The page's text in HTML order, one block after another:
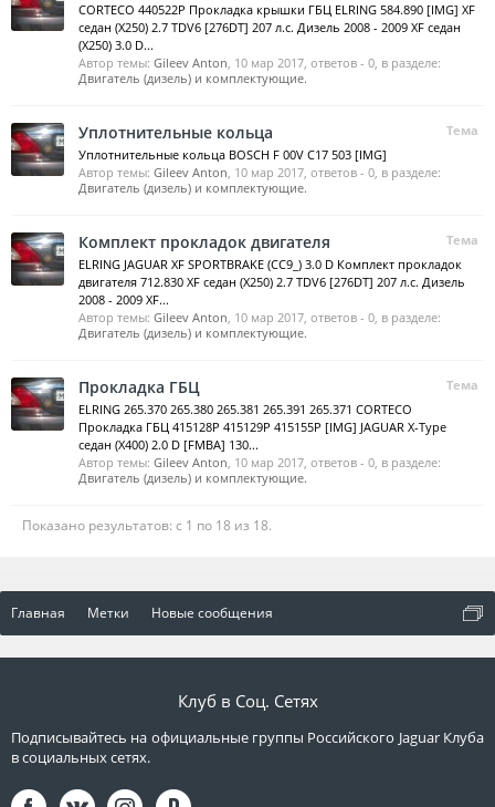
CORTECO 440522P Прокладка крышки ГБЦ ELRING 584.890 [IMG] XF
седан (X250) 2.7 TDV6 [276DT] 207 л.с. Дизель 2008 - 2009 XF седан
(X250) 3.0 D...
Автор темы: Gileev Anton, 10 мар 2017, ответов - 0, в разделе:
Двигатель (дизель) и комплектующие.
Тема
Уплотнительные кольца
Уплотнительные кольца BOSCH F 00V C17 503 [IMG]
Автор темы: Gileev Anton, 10 мар 2017, ответов - 0, в разделе:
Двигатель (дизель) и комплектующие.
Тема
Комплект прокладок двигателя
ELRING JAGUAR XF SPORTBRAKE (CC9_) 3.0 D Комплект прокладок
двигателя 712.830 XF седан (X250) 2.7 TDV6 [276DT] 207 л.с. Дизель
2008 - 2009 XF...
Автор темы: Gileev Anton, 10 мар 2017, ответов - 0, в разделе:
Двигатель (дизель) и комплектующие.
Тема
Прокладка ГБЦ
ELRING 265.370 265.380 265.381 265.391 265.371 CORTECO
Прокладка ГБЦ 415128P 415129P 415155P [IMG] JAGUAR X-Type
седан (X400) 2.0 D [FMBA] 130...
Автор темы: Gileev Anton, 10 мар 2017, ответов - 0, в разделе:
Двигатель (дизель) и комплектующие.
Показано результатов: с 1 по 18 из 18.
Главная Метки Новые сообщения
Клуб в Соц. Сетях
Подписывайтесь на официальные группы Российского Jaguar Клуба
в социальных сетях.